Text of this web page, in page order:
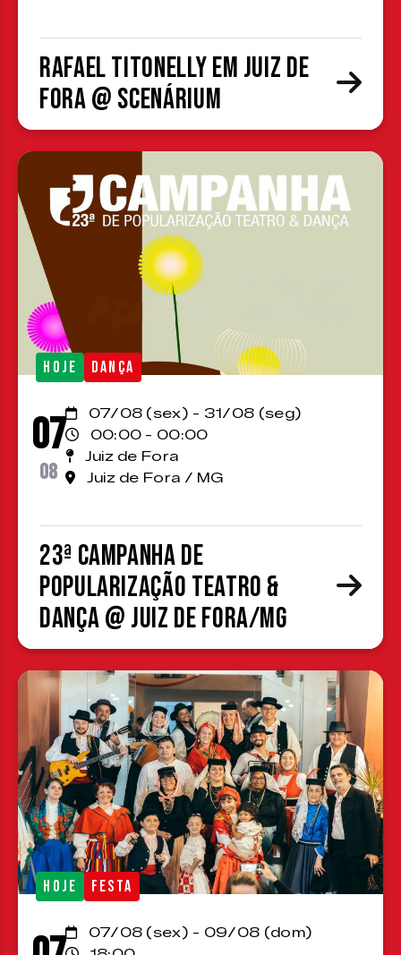
Rafael Titonelly em Juiz de
Fora @ Scenárium
HOJE DANÇA
07
08
07/08 (sex) - 31/08 (seg)
00:00 - 00:00
Juiz de Fora
Juiz de Fora / MG
23ª Campanha de
Popularização Teatro &
Dança @ Juiz de Fora/MG
HOJE FESTA
07/08 (sex) - 09/08 (dom)